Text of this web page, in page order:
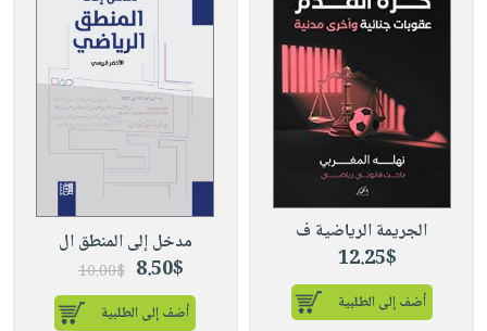
الجريمة الرياضية ف
12.25$
أضف إلى الطلبية
مدخل إلى المنطق ال
8.50$
10.00$
أضف إلى الطلبية